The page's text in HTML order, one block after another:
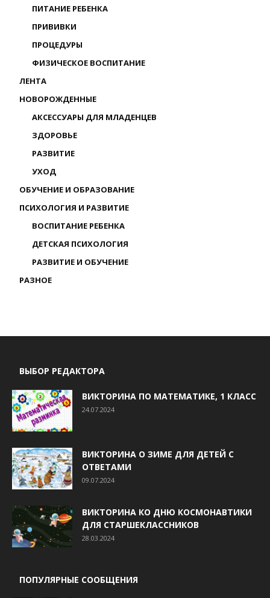
ПИТАНИЕ РЕБЕНКА
ПРИВИВКИ
ПРОЦЕДУРЫ
ФИЗИЧЕСКОЕ ВОСПИТАНИЕ
ЛЕНТА
НОВОРОЖДЕННЫЕ
АКСЕССУАРЫ ДЛЯ МЛАДЕНЦЕВ
ЗДОРОВЬЕ
РАЗВИТИЕ
УХОД
ОБУЧЕНИЕ И ОБРАЗОВАНИЕ
ПСИХОЛОГИЯ И РАЗВИТИЕ
ВОСПИТАНИЕ РЕБЕНКА
ДЕТСКАЯ ПСИХОЛОГИЯ
РАЗВИТИЕ И ОБУЧЕНИЕ
РАЗНОЕ
ВЫБОР РЕДАКТОРА
ВИКТОРИНА ПО МАТЕМАТИКЕ, 1 КЛАСС
24.07.2024
ВИКТОРИНА О ЗИМЕ ДЛЯ ДЕТЕЙ С
ОТВЕТАМИ
09.07.2024
ВИКТОРИНА КО ДНЮ КОСМОНАВТИКИ
ДЛЯ СТАРШЕКЛАССНИКОВ
28.03.2024
ПОПУЛЯРНЫЕ СООБЩЕНИЯ